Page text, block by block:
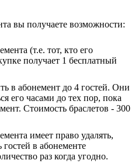
вы получаете возможности:
(т.е. тот, кто его
получает 1 бесплатный
в абонемент до 4 гостей. Они
его часами до тех пор, пока
Стоимость браслетов - 300
имеет право удалять,
гостей в абонементе
раз когда угодно.